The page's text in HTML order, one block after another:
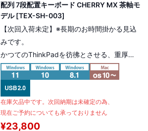
配列 7段配置キーボード CHERRY MX 茶軸モ
デル [TEX-SH-003]
【次回入荷未定】※長期のお時間掛かる見込
みです。
かつてのThinkPadを彷彿とさせる、重厚な
デザイン！7段配置のキーボード。
TrackPoint搭載 英語US配列 CHERRY MX 茶
軸モデル
在庫欠品中です。次回納期は未確定の為、
現在ご予約についても承っておりません
¥23,800